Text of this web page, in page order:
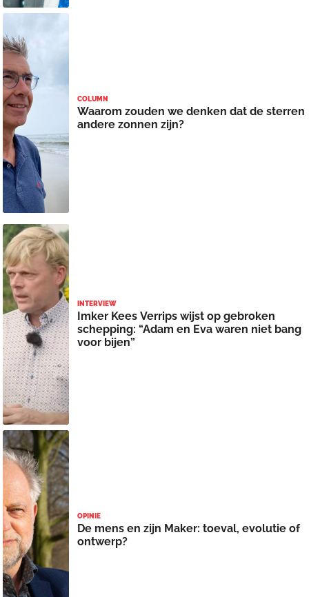
COLUMN
Waarom zouden we denken dat de sterren
andere zonnen zijn?
INTERVIEW
Imker Kees Verrips wijst op gebroken
schepping: “Adam en Eva waren niet bang
voor bijen”
OPINIE
De mens en zijn Maker: toeval, evolutie of
ontwerp?